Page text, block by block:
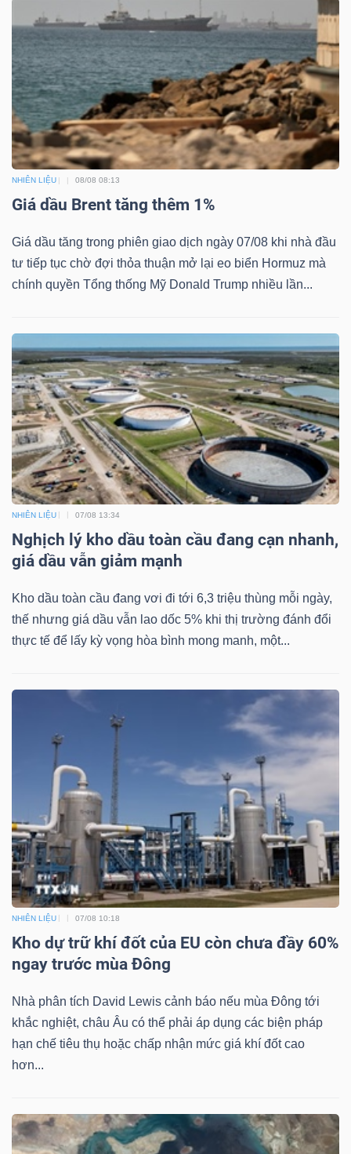
NHIÊN LIỆU 08/08 08:13
Giá dầu Brent tăng thêm 1%
Giá dầu tăng trong phiên giao dịch ngày 07/08 khi nhà đầu
tư tiếp tục chờ đợi thỏa thuận mở lại eo biển Hormuz mà
chính quyền Tổng thống Mỹ Donald Trump nhiều lần...
NHIÊN LIỆU 07/08 13:34
Nghịch lý kho dầu toàn cầu đang cạn nhanh,
giá dầu vẫn giảm mạnh
Kho dầu toàn cầu đang vơi đi tới 6,3 triệu thùng mỗi ngày,
thế nhưng giá dầu vẫn lao dốc 5% khi thị trường đánh đổi
thực tế để lấy kỳ vọng hòa bình mong manh, một...
NHIÊN LIỆU 07/08 10:18
Kho dự trữ khí đốt của EU còn chưa đầy 60%
ngay trước mùa Đông
Nhà phân tích David Lewis cảnh báo nếu mùa Đông tới
khắc nghiệt, châu Âu có thể phải áp dụng các biện pháp
hạn chế tiêu thụ hoặc chấp nhận mức giá khí đốt cao
hơn...
TIÊU
DÙNG
THIẾT
YẾU
CHĂM
SÓC
TÀI
CHÍNH
CÔNG
NGHỆ
TRUYỀN
THÔNG
TIỆN
ÍCH
ĐỘNG
SẢN
khoán
(-)